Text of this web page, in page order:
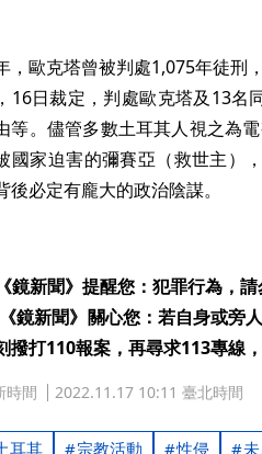
，歐克塔曾被判處1,075年徒刑
16日裁定，判處歐克塔及13名
等。儘管多數土耳其人視之為
國家迫害的彌賽亞（救世主）
後必定有龐大的政治陰謀。
鏡新聞》提醒您：犯罪行為，請
鏡新聞》關心您：若自身或旁
撥打110報案，再尋求113專線
時間 2022.11.17 10:11 臺北時間
耳其 宗教活動 性侵